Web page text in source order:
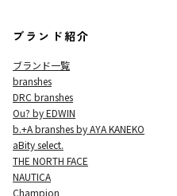
ブランド紹介
ブランド一覧
branshes
DRC branshes
Ou? by EDWIN
b.+A branshes by AYA KANEKO
aBity select.
THE NORTH FACE
NAUTICA
Champion